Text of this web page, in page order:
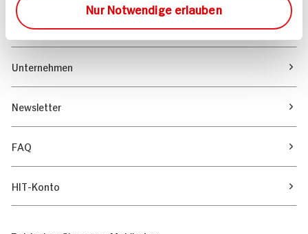
Nur Notwendige erlauben
Verantwortung & Nachhaltigkeit
Unternehmen
Newsletter
FAQ
HIT-Konto